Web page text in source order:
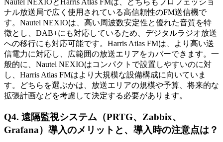
ナル放送局で広く使用されている高信頼性のFM送信機で
す。Nautel NEXIOは、高い周波数安定性と優れた音質を特
徴とし、DAB+にも対応しているため、デジタルラジオ放送
への移行にも対応可能です。Harris Atlas FMは、より高い送
信電力に対応し、広範囲の放送エリアをカバーできます。一
般的に、Nautel NEXIOはコンパクトで設置しやすいのに対
し、Harris Atlas FMはより大規模な設備構成に向いていま
す。どちらを選ぶかは、放送エリアの規模や予算、将来的な
拡張計画などを考慮して決定する必要があります。
Q4. 遠隔監視システム（PRTG、Zabbix、
Grafana）導入のメリットと、導入時の注意点は？